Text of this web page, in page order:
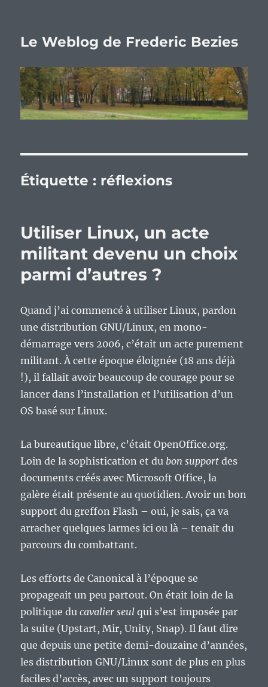
Le Weblog de Frederic Bezies
Étiquette : réflexions
Utiliser Linux, un acte
militant devenu un choix
parmi d’autres ?
Quand j’ai commencé à utiliser Linux, pardon
une distribution GNU/Linux, en mono-
démarrage vers 2006, c’était un acte purement
militant. À cette époque éloignée (18 ans déjà
!), il fallait avoir beaucoup de courage pour se
lancer dans l’installation et l’utilisation d’un
OS basé sur Linux.
La bureautique libre, c’était OpenOffice.org.
Loin de la sophistication et du bon support des
documents créés avec Microsoft Office, la
galère était présente au quotidien. Avoir un bon
support du greffon Flash – oui, je sais, ça va
arracher quelques larmes ici ou là – tenait du
parcours du combattant.
Les efforts de Canonical à l’époque se
propageait un peu partout. On était loin de la
politique ducavalier seul qui s’est imposée par
la suite (Upstart, Mir, Unity, Snap). Il faut dire
que depuis une petite demi-douzaine d’années,
les distribution GNU/Linux sont de plus en plus
faciles d’accès, avec un support toujours